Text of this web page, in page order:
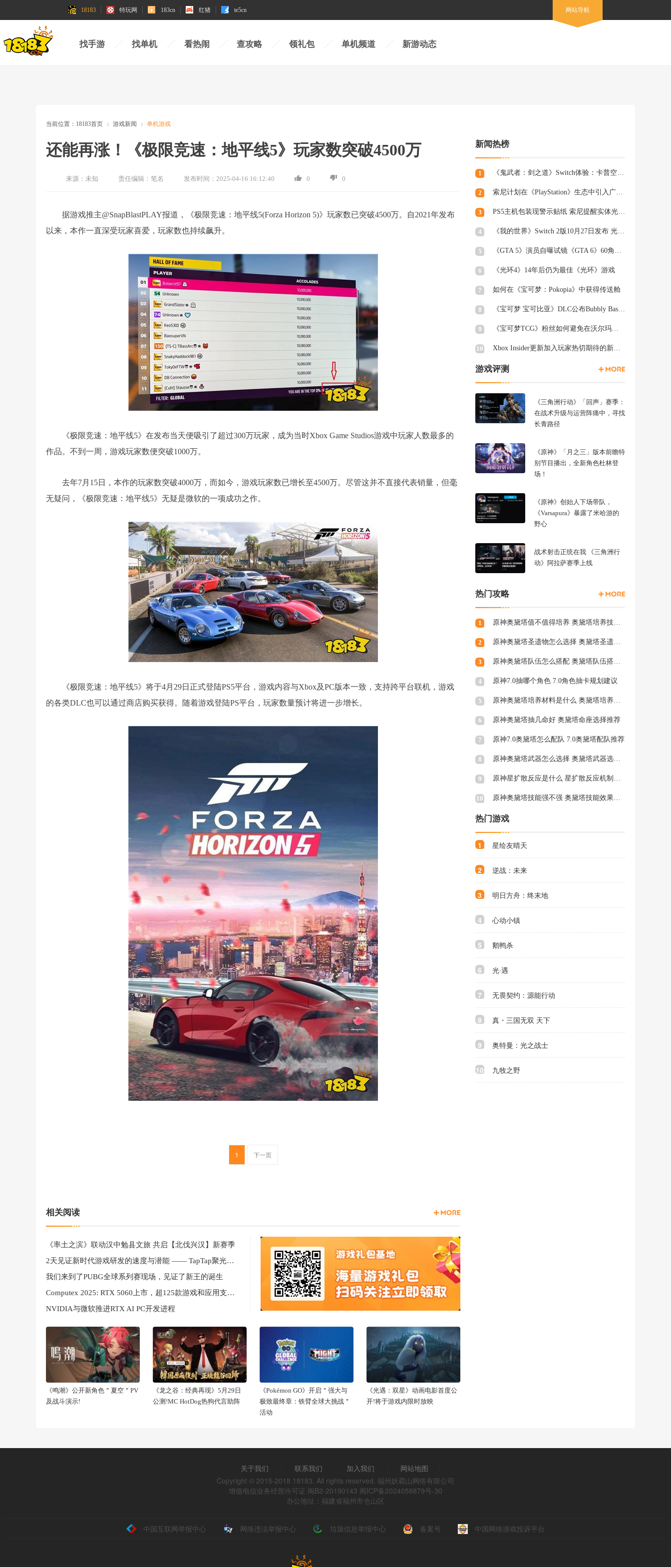
18183 特玩网 183cn 红猪 te5cn 网站导航
找手游 找单机 看热闹 查攻略 领礼包 单机频道 新游动态
当前位置： 18183首页 游戏新闻 单机游戏
还能再涨！《极限竞速：地平线5》玩家数突破4500万
来源： 未知 责任编辑： 笔名 发布时间： 2025-04-16 16:12:40 0 0
据游戏推主@SnapBlastPLAY报道，《极限竞速：地平线5(Forza Horizon 5)》玩家数已突破4500万。自2021年发布
以来，本作一直深受玩家喜爱，玩家数也持续飙升。
《极限竞速：地平线5》在发布当天便吸引了超过300万玩家，成为当时Xbox Game Studios游戏中玩家人数最多的
作品。不到一周，游戏玩家数便突破1000万。
去年7月15日，本作的玩家数突破4000万，而如今，游戏玩家数已增长至4500万。尽管这并不直接代表销量，但毫
无疑问，《极限竞速：地平线5》无疑是微软的一项成功之作。
《极限竞速：地平线5》将于4月29日正式登陆PS5平台，游戏内容与Xbox及PC版本一致，支持跨平台联机，游戏
的各类DLC也可以通过商店购买获得。随着游戏登陆PS平台，玩家数量预计将进一步增长。
1 下一页
相关阅读
《率土之滨》联动汉中勉县文旅 共启【北伐兴汉】新赛季
2天见证新时代游戏研发的速度与潜能 —— TapTap聚光灯48小时GameJam开启报名
我们来到了PUBG全球系列赛现场，见证了新王的诞生
Computex 2025: RTX 5060上市，超125款游戏和应用支持DLSS 4
NVIDIA与微软推进RTX AI PC开发进程
《鸣潮》公开新角色＂夏空＂PV
及战斗演示!
《龙之谷：经典再现》5月29日
公测!MC HotDog热狗代言助阵
《Pokémon GO》开启＂强大与
极致最终章：铁臂全球大挑战＂
活动
《光遇：双星》动画电影首度公
开!将于游戏内限时放映
新闻热榜
1 《鬼武者：剑之道》Switch体验：卡普空的又一力作
2 索尼计划在《PlayStation》生态中引入广告，组建专业营销团队
3 PS5主机包装现警示贴纸 索尼提醒实体光盘生产将终止
4 《我的世界》Switch 2版10月27日发布 光照阴影升级
5 《GTA 5》演员自曝试镜《GTA 6》60角色均未获回复
6 《光环4》14年后仍为最佳《光环》游戏
7 如何在《宝可梦：Pokopia》中获得传送舱
8 《宝可梦 宝可比亚》DLC公布Bubbly Basin Habitat Dex列表
9 《宝可梦TCG》粉丝如何避免在沃尔玛周三被“烤”
10 Xbox Insider更新加入玩家热切期待的新功能
游戏评测
《三角洲行动》「回声」赛季：
在战术升级与运营阵痛中，寻找
长青路径
《原神》「月之三」版本前瞻特
别节目播出，全新角色杜林登
场！
《原神》创始人下场带队，
《Varsapura》暴露了米哈游的
野心
战术射击正统在我 《三角洲行
动》阿拉萨赛季上线
热门攻略
1 原神奥黛塔值不值得培养 奥黛塔培养技巧分享
2 原神奥黛塔圣遗物怎么选择 奥黛塔圣遗物词条选择攻略
3 原神奥黛塔队伍怎么搭配 奥黛塔队伍搭配推荐
4 原神7.0抽哪个角色 7.0角色抽卡规划建议
5 原神奥黛塔培养材料是什么 奥黛塔培养材料一览
6 原神奥黛塔抽几命好 奥黛塔命座选择推荐
7 原神7.0奥黛塔怎么配队 7.0奥黛塔配队推荐
8 原神奥黛塔武器怎么选择 奥黛塔武器选择推荐
9 原神星扩散反应是什么 星扩散反应机制与特点介绍
10 原神奥黛塔技能强不强 奥黛塔技能效果介绍
热门游戏
1 星绘友晴天
2 逆战：未来
3 明日方舟：终末地
4 心动小镇
5 鹅鸭杀
6 光·遇
7 无畏契约：源能行动
8 真・三国无双 天下
9 奥特曼：光之战士
10 九牧之野
关于我们 联系我们 加入我们 网站地图
Copyright © 2015-2018 18183. All rights reserved. 福州妖霸山网络有限公司
增值电信业务经营许可证 闽B2-20190143 闽ICP备2024058879号-30
办公地址：福建省福州市仓山区
中国互联网举报中心 网络违法举报中心 垃圾信息举报中心 备案号 中国网络游戏投诉平台